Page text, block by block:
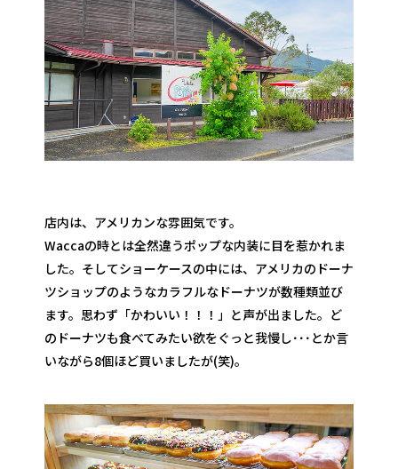
店内は、アメリカンな雰囲気です。
Waccaの時とは全然違うポップな内装に目を惹かれま
した。そしてショーケースの中には、アメリカのドーナ
ツショップのようなカラフルなドーナツが数種類並び
ます。思わず「かわいい！！！」と声が出ました。ど
のドーナツも食べてみたい欲をぐっと我慢し･･･とか言
いながら8個ほど買いましたが(笑)。